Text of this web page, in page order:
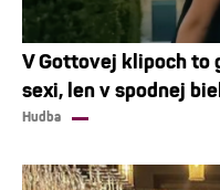
V Gottovej klipoch to
sexi, len v spodnej
Hudba